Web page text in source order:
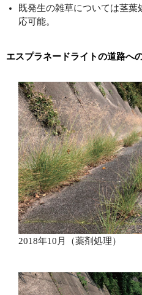
既発生の雑草については茎
応可能。
エスプラネードライトの道路へ
2018年10月（薬剤処理）